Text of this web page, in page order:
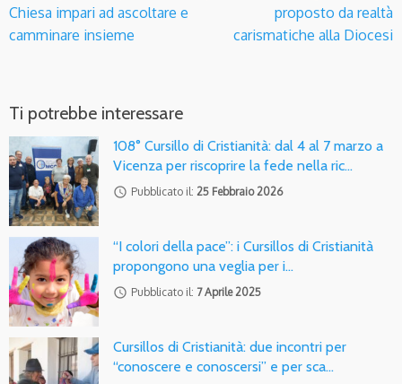
Chiesa impari ad ascoltare e
camminare insieme
proposto da realtà
carismatiche alla Diocesi
Ti potrebbe interessare
108° Cursillo di Cristianità: dal 4 al 7 marzo a
Vicenza per riscoprire la fede nella ric…
access_time Pubblicato il: 25 Febbraio 2026
“I colori della pace”: i Cursillos di Cristianità
propongono una veglia per i…
access_time Pubblicato il: 7 Aprile 2025
Cursillos di Cristianità: due incontri per
“conoscere e conoscersi” e per sca…